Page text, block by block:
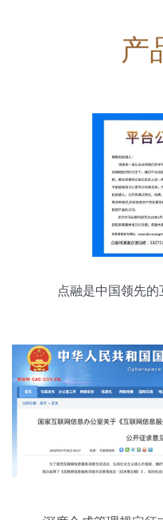
产
点融是中国领先